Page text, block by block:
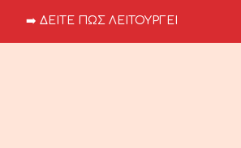
➡️ ΔΕΙΤΕ ΠΩΣ ΛΕΙΤΟΥΡΓΕΙ